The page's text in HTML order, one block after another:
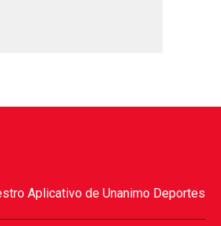
Aplicativo de Unanimo Deportes